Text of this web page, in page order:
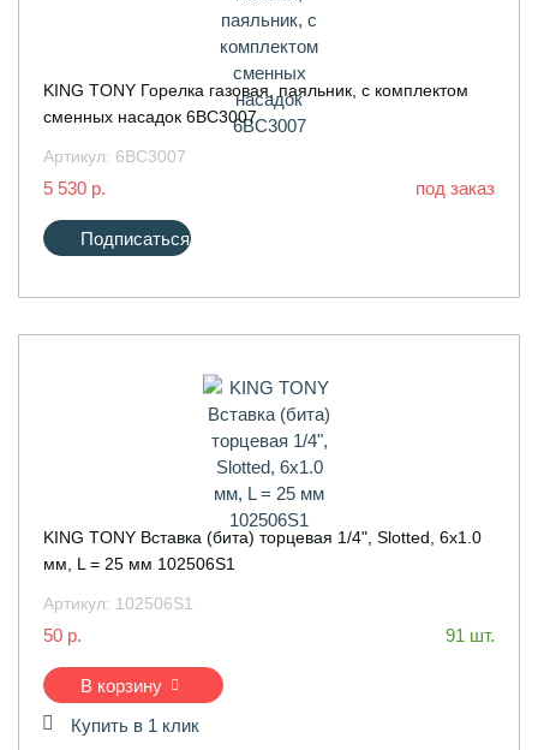
KING TONY Горелка газовая, паяльник, с комплектом
сменных насадок 6BC3007
Артикул: 6BC3007
5 530 р. под заказ
Подписаться
KING TONY Вставка (бита) торцевая 1/4", Slotted, 6х1.0
мм, L = 25 мм 102506S1
Артикул: 102506S1
50 р. 91 шт.
В корзину
Купить в 1 клик